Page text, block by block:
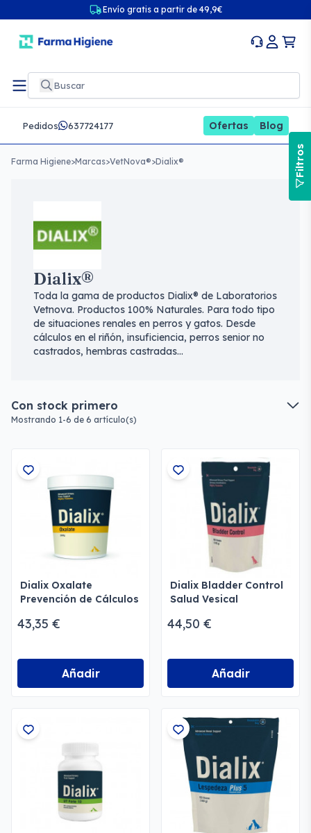
Envío gratis a partir de 49,9€
Pedidos 637724177 Ofertas Blog
Farma Higiene>Marcas>VetNova®>Dialix®
Dialix®
Toda la gama de productos Dialix® de Laboratorios
Vetnova. Productos 100% Naturales. Para todo tipo
de situaciones renales en perros y gatos. Desde
cálculos en el riñón, insuficiencia, perros senior no
castrados, hembras castradas…
Con stock primero
Mostrando 1-6 de 6 artículo(s)
Dialix Oxalate
Prevención de Cálculos
43,35 €
Añadir
Dialix Bladder Control
Salud Vesical
44,50 €
Añadir
Filtros